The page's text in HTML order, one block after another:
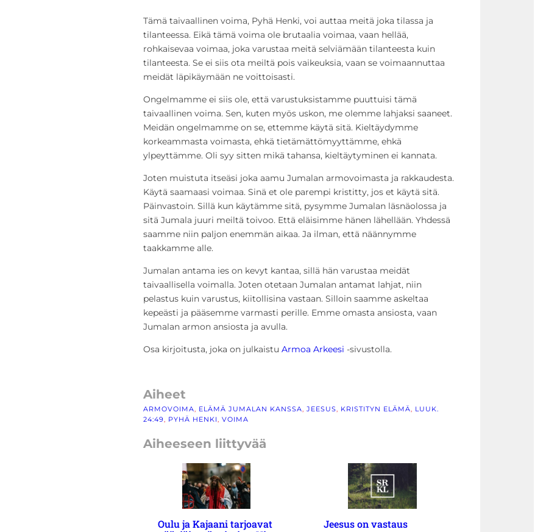
Tämä taivaallinen voima, Pyhä Henki, voi auttaa meitä joka tilassa ja
tilanteessa. Eikä tämä voima ole brutaalia voimaa, vaan hellää,
rohkaisevaa voimaa, joka varustaa meitä selviämään tilanteesta kuin
tilanteesta. Se ei siis ota meiltä pois vaikeuksia, vaan se voimaannuttaa
meidät läpikäymään ne voittoisasti.
Ongelmamme ei siis ole, että varustuksistamme puuttuisi tämä
taivaallinen voima. Sen, kuten myös uskon, me olemme lahjaksi saaneet.
Meidän ongelmamme on se, ettemme käytä sitä. Kieltäydymme
korkeammasta voimasta, ehkä tietämättömyyttämme, ehkä
ylpeyttämme. Oli syy sitten mikä tahansa, kieltäytyminen ei kannata.
Joten muistuta itseäsi joka aamu Jumalan armovoimasta ja rakkaudesta.
Käytä saamaasi voimaa. Sinä et ole parempi kristitty, jos et käytä sitä.
Päinvastoin. Sillä kun käytämme sitä, pysymme Jumalan läsnäolossa ja
sitä Jumala juuri meiltä toivoo. Että eläisimme hänen lähellään. Yhdessä
saamme niin paljon enemmän aikaa. Ja ilman, että näännymme
taakkamme alle.
Jumalan antama ies on kevyt kantaa, sillä hän varustaa meidät
taivaallisella voimalla. Joten otetaan Jumalan antamat lahjat, niin
pelastus kuin varustus, kiitollisina vastaan. Silloin saamme askeltaa
kepeästi ja pääsemme varmasti perille. Emme omasta ansiosta, vaan
Jumalan armon ansiosta ja avulla.
Osa kirjoitusta, joka on julkaistu Armoa Arkeesi -sivustolla.
Aiheet
ARMOVOIMA, ELÄMÄ JUMALAN KANSSA, JEESUS, KRISTITYN ELÄMÄ, LUUK.
24:49, PYHÄ HENKI, VOIMA
Aiheeseen liittyvää
Oulu ja Kajaani tarjoavat
Jeesus on vastaus